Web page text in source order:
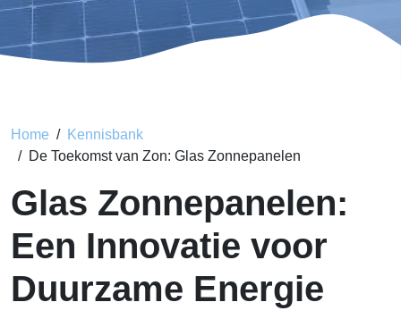
Home
Kennisbank
De Toekomst van Zon: Glas Zonnepanelen
Glas Zonnepanelen:
Een Innovatie voor
Duurzame Energie